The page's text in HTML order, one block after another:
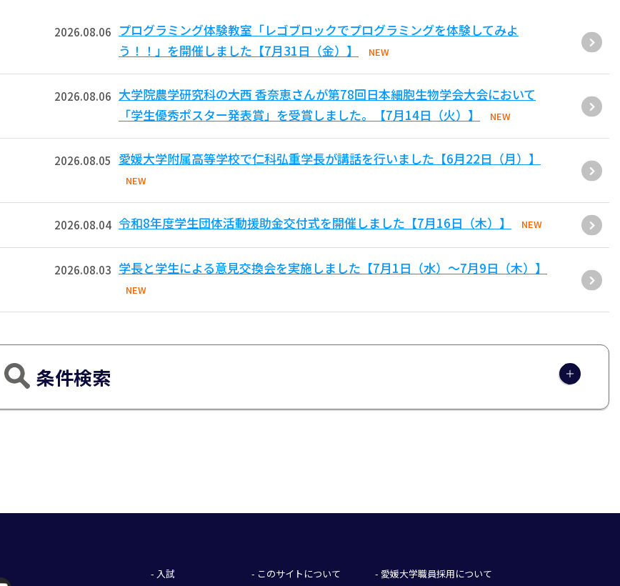
2026.08.06
プログラミング体験教室「レゴブロックでプログラミングを体験してみよ
う！！」を開催しました【7月31日（金）】
NEW
2026.08.06 大学院農学研究科の大西 香奈恵さんが第78回日本細胞生物学会大会において
「学生優秀ポスター発表賞」を受賞しました。【7月14日（火）】
NEW
2026.08.05 愛媛大学附属高等学校で仁科弘重学長が講話を行いました【6月22日（月）】
NEW
2026.08.04 令和8年度学生団体活動援助金交付式を開催しました【7月16日（木）】 NEW
2026.08.03 学長と学生による意見交換会を実施しました【7月1日（水）～7月9日（木）】
NEW
条件検索
- 入試 - このサイトについて - 愛媛大学職員採用について